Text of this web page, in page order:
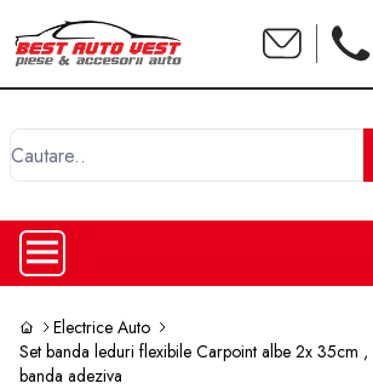
Electrice Auto
Set banda leduri flexibile Carpoint albe 2x 35cm ,
banda adeziva